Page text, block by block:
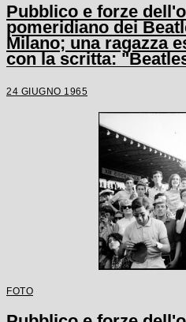
Pubblico e forze
pomeridiano dei
Milano; una ragazza
con la scritta:
24 GIUGNO 1965
FOTO